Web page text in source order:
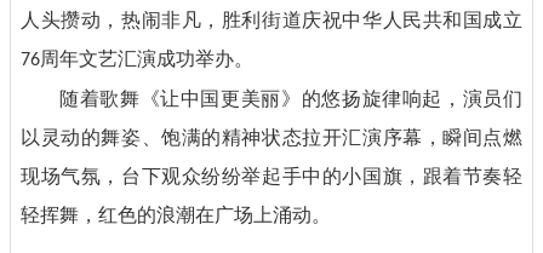
人头攒动，热闹非凡，胜利街道庆祝中华人民共和国成立
76周年文艺汇演成功举办。
随着歌舞《让中国更美丽》的悠扬旋律响起，演员们
以灵动的舞姿、饱满的精神状态拉开汇演序幕，瞬间点燃
现场气氛，台下观众纷纷举起手中的小国旗，跟着节奏轻
轻挥舞，红色的浪潮在广场上涌动。